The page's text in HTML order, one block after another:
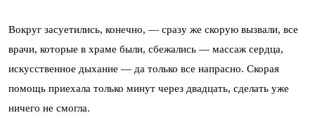
Вокруг засуетились, конечно, — сразу же скорую вызвали, все
врачи, которые в храме были, сбежались — массаж сердца,
искусственное дыхание — да только все напрасно. Скорая
помощь приехала только минут через двадцать, сделать уже
ничего не смогла.